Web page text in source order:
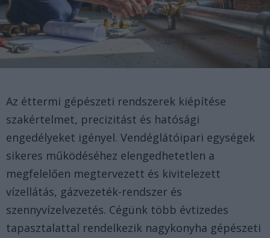
Az éttermi gépészeti rendszerek kiépítése
szakértelmet, precizitást és hatósági
engedélyeket igényel. Vendéglátóipari egységek
sikeres működéséhez elengedhetetlen a
megfelelően megtervezett és kivitelezett
vízellátás, gázvezeték-rendszer és
szennyvízelvezetés. Cégünk több évtizedes
tapasztalattal rendelkezik nagykonyha gépészeti